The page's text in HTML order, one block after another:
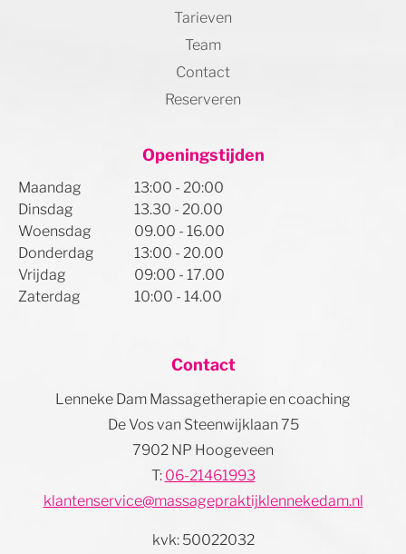
Tarieven
Team
Contact
Reserveren
Openingstijden
Maandag
13:00 - 20:00
Dinsdag
13.30 - 20.00
Woensdag
09.00 - 16.00
Donderdag
13:00 - 20.00
Vrijdag
09:00 - 17.00
Zaterdag
10:00 - 14.00
Contact
Lenneke Dam Massagetherapie en coaching
De Vos van Steenwijklaan 75
7902 NP Hoogeveen
T: 06-21461993
klantenservice@massagepraktijklennekedam.nl
kvk: 50022032